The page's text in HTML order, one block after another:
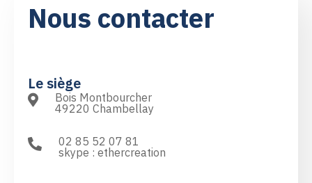
Nous contacter
Le siège
Bois Montbourcher
49220 Chambellay
02 85 52 07 81
skype : ethercreation